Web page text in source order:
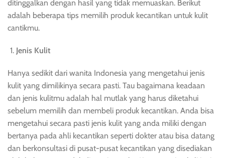
ditinggalkan dengan hasil yang tidak memuaskan. Berikut
adalah beberapa tips memilih produk kecantikan untuk kulit
cantikmu.
Jenis Kulit
Hanya sedikit dari wanita Indonesia yang mengetahui jenis
kulit yang dimilikinya secara pasti. Tau bagaimana keadaan
dan jenis kulitmu adalah hal mutlak yang harus diketahui
sebelum memilih dan membeli produk kecantikan. Anda bisa
mengetahui secara pasti jenis kulit yang anda miliki dengan
bertanya pada ahli kecantikan seperti dokter atau bisa datang
dan berkonsultasi di pusat-pusat kecantikan yang disediakan